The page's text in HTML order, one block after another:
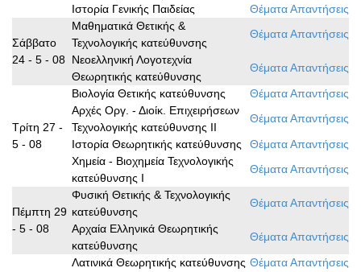
Ιστορία Γενικής Παιδείας
ΘέματαΑπαντήσεις
Σάββατο
24 - 5 - 08
Μαθηματικά Θετικής &
Τεχνολογικής κατεύθυνσης
ΘέματαΑπαντήσεις
Νεοελληνική Λογοτεχνία
Θεωρητικής κατεύθυνσης
ΘέματαΑπαντήσεις
Τρίτη 27 -
5 - 08
Βιολογία Θετικής κατεύθυνσης ΘέματαΑπαντήσεις
Αρχές Οργ. - Διοίκ. Επιχειρήσεων
Τεχνολογικής κατεύθυνσης ΙΙ
ΘέματαΑπαντήσεις
Ιστορία Θεωρητικής κατεύθυνσης
ΘέματαΑπαντήσεις
Χημεία - Βιοχημεία Τεχνολογικής
κατεύθυνσης Ι
ΘέματαΑπαντήσεις
Πέμπτη 29
- 5 - 08
Φυσική Θετικής & Τεχνολογικής
κατεύθυνσης
ΘέματαΑπαντήσεις
Αρχαία Ελληνικά Θεωρητικής
κατεύθυνσης
ΘέματαΑπαντήσεις
Λατινικά Θεωρητικής κατεύθυνσης ΘέματαΑπαντήσεις